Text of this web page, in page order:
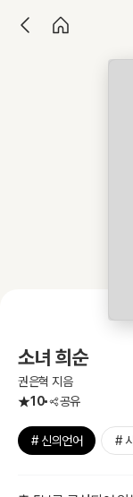
소녀 희순
권은혁 지음
10
공유
# 신의언어 #